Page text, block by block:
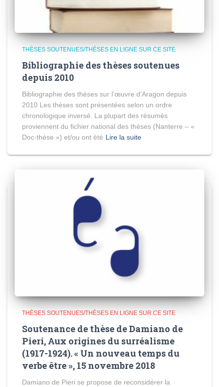
THÈSES SOUTENUES/THÈSES EN LIGNE SUR CE SITE
Bibliographie des thèses soutenues
depuis 2010
Bibliographie des thèses sur l’œuvre d’Aragon depuis
2010 Les thèses sont présentées selon un ordre
chronologique inversé. La plupart des résumés
proviennent du fichier national des thèses (Nanterre – «
Doc-thèse ») et/ou ont été Lire la suite
THÈSES SOUTENUES/THÈSES EN LIGNE SUR CE SITE
Soutenance de thèse de Damiano de
Pieri, Aux origines du surréalisme
(1917-1924). « Un nouveau temps du
verbe être », 15 novembre 2018
Damiano de Pieri se propose de reconsidérer la